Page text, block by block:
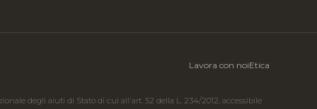
Lavora con noiEtica
degli aiuti di Stato di cui all'art. 52 della L. 234/2012, accessibile